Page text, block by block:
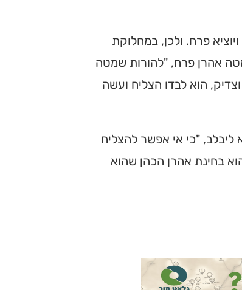
פרח. ולכן, במחלוקת
אהרן פרח, "להורות שמטה
הוא לבדו הצליח ועשה
"כי אי אפשר להצליח
בחינת אהרן הכהן שהוא